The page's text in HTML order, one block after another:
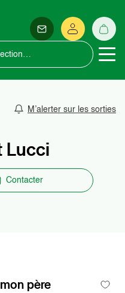
M’alerter sur les sorties
Lucci
Contacter
père